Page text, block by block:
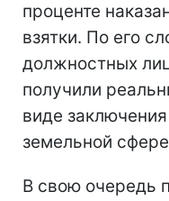
проценте
взятки. По его
должностных
получили
виде
земельной
В свою очередь